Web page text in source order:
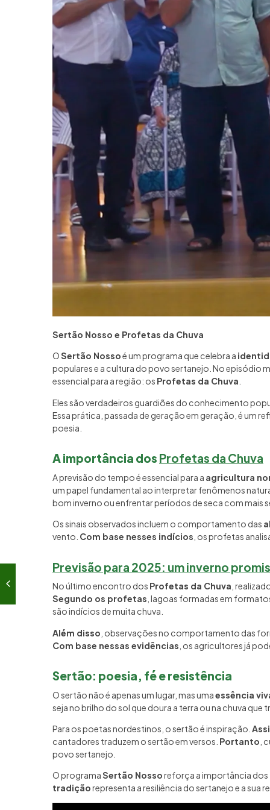
Sertão Nosso e Profetas da Chuva
OSertão Nossoé um programa que celebra a
populares e a cultura do povo sertanejo. No episódio
essencial para a região: os Profetas da Chuva
Eles são verdadeiros guardiões do conhecimento
Essa prática, passada de geração em geração, é um
poesia.
A importância dos Profetas da Chuva
A previsão do tempo é essencial para a agricultura
um papel fundamental ao interpretar fenômenos
bom inverno ou enfrentar períodos de seca com mais
Os sinais observados incluem o comportamento das
vento. Com base nesses indícios , os profetas
Previsão para 2025: um inverno
No último encontro dos Profetas da Chuva ,
Segundo os profetas , lagoas formadas em
são indícios de muita chuva.
Além disso , observações no comportamento das
Com base nessas evidências , os agricultores já
Sertão: poesia, fé e resistência
O sertão não é apenas um lugar, mas umaessência
seja no brilho do sol que doura a terra ou na chuva
Para os poetas nordestinos, o sertão é inspiração.
cantadores traduzem o sertão em versos. Portanto ,
povo sertanejo.
O programaSertão Nossoreforça a importância dos
tradiçãorepresenta a resiliência do sertanejo e a sua